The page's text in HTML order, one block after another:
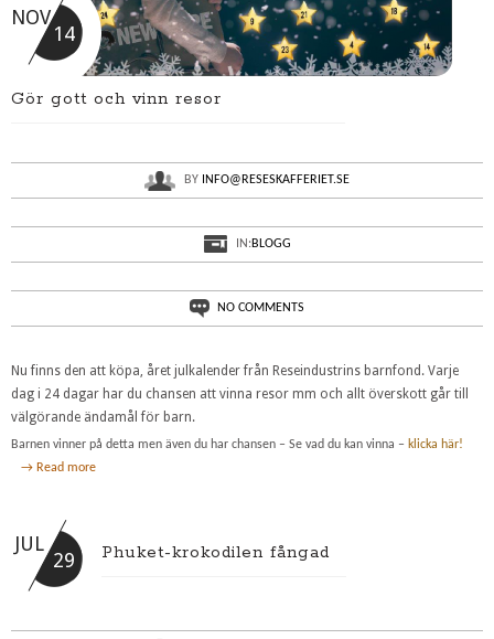
NOV
14
Gör gott och vinn resor
BY INFO@RESESKAFFERIET.SE
IN:BLOGG
NO COMMENTS
Nu finns den att köpa, året julkalender från Reseindustrins barnfond. Varje
dag i 24 dagar har du chansen att vinna resor mm och allt överskott går till
välgörande ändamål för barn.
Barnen vinner på detta men även du har chansen – Se vad du kan vinna – klicka här!
→ Read more
JUL
29 Phuket-krokodilen fångad